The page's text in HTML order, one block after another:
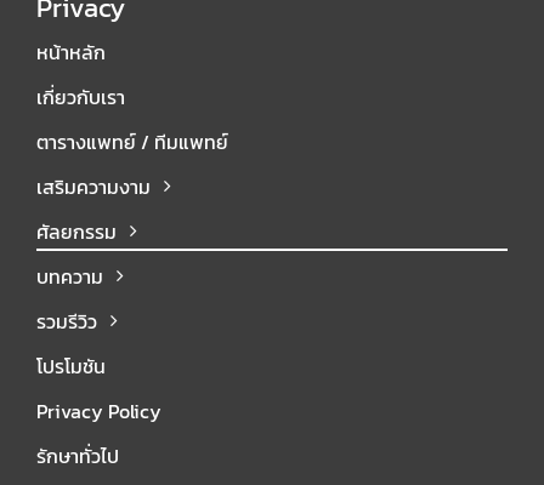
หน้าหลัก
เกี่ยวกับเรา
ตารางแพทย์ / ทีมแพทย์
เสริมความงาม
ศัลยกรรม
บทความ
รวมรีวิว
โปรโมชัน
Privacy Policy
รักษาทั่วไป